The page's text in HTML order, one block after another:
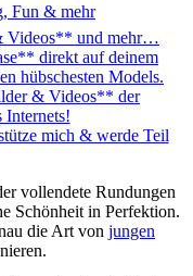
Fun & mehr
Videos** und mehr…
direkt auf deinem
hübschesten Models.
& Videos** der
Internets!
mich & werde Teil
vollendete Rundungen
Schönheit in Perfektion.
die Art von jungen